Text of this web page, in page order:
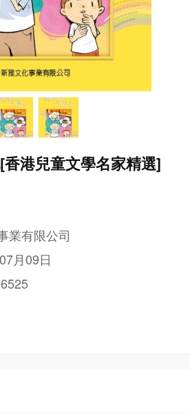
港兒童文學名家精選]
業有限公司
月09日